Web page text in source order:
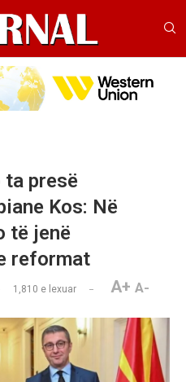
presë
Kos: Në
të jenë
reformat
1,810 e lexuar A+ A-